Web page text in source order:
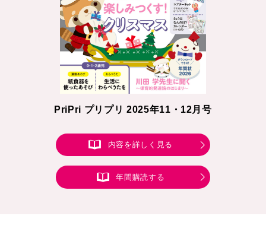
PriPri プリプリ 2025年11・12月号
内容を詳しく見る
年間購読する